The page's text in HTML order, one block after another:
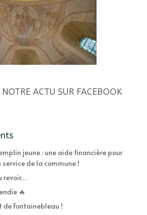
ACTU SUR FACEBOOK
jeune : une aide financière pour
de la commune !
revoir…
🔥
de Fontainebleau !